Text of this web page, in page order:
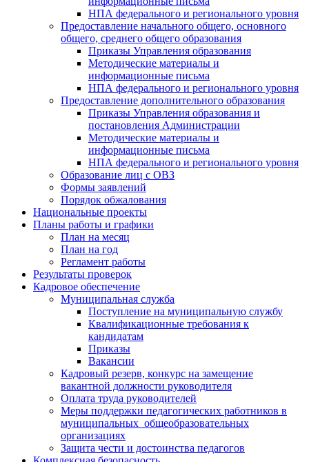
НПА федерального и регионального уровня
Предоставление начального общего, основного
общего, среднего общего образования
Приказы Управления образования
Методические материалы и
информационные письма
НПА федерального и регионального уровня
Предоставление дополнительного образования
Приказы Управления образования и
постановления Администрации
Методические материалы и
информационные письма
НПА федерального и регионального уровня
Образование лиц с ОВЗ
Формы заявлений
Порядок обжалования
Национальные проекты
Планы работы и графики
План на месяц
План на год
Регламент работы
Результаты проверок
Кадровое обеспечение
Муниципальная служба
Поступление на муниципальную службу
Квалификационные требования к
кандидатам
Приказы
Вакансии
Кадровый резерв, конкурс на замещение
вакантной должности руководителя
Оплата труда руководителей
Меры поддержки педагогических работников в
муниципальных общеобразовательных
организациях
Защита чести и достоинства педагогов